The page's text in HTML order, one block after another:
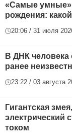
«Самые
рождения:
20:06 / 31 июля
В ДНК
ранее
23:22 / 03 августа
Гигантская
электрический
током